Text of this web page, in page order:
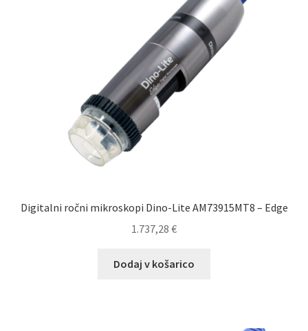
Digitalni ročni mikroskopi Dino-Lite AM73915MT8 – Edge
1.737,28 €
Dodaj v košarico